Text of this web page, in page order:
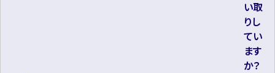
い取
りし
てい
ます
か？